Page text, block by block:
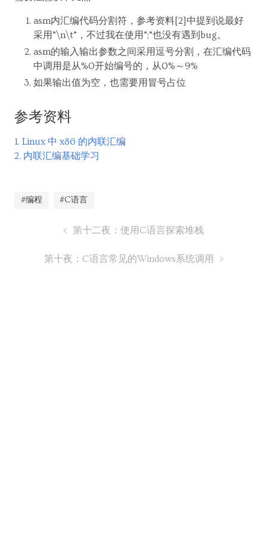
asm内汇编代码分割符，参考资料[2]中提到说最好
采用”\n\t”，不过我在使用”;”也没有遇到bug。
asm的输入输出参数之间采用逗号分割，在汇编代码
中调用是从%0开始编号的，从0%～9%
如果输出值为空，也需要用冒号占位
参考资料
1. Linux 中 x86 的内联汇编
2. 内联汇编基础学习
#编程 #C语言
第十二夜：使用C语言探索堆栈
第十夜：C语言常见的Windows系统调用